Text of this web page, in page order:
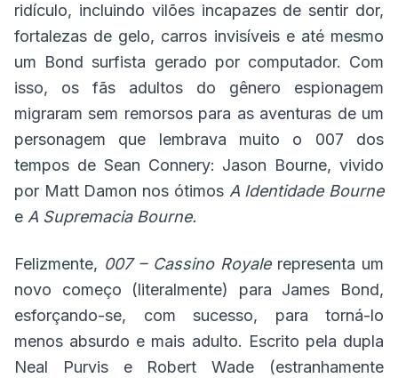
ridículo, incluindo vilões incapazes de sentir dor,
fortalezas de gelo, carros invisíveis e até mesmo
um Bond surfista gerado por computador. Com
isso, os fãs adultos do gênero espionagem
migraram sem remorsos para as aventuras de um
personagem que lembrava muito o 007 dos
tempos de Sean Connery: Jason Bourne, vivido
por Matt Damon nos ótimos A Identidade Bourne
e A Supremacia Bourne.
Felizmente, 007 – Cassino Royalerepresenta um
novo começo (literalmente) para James Bond,
esforçando-se, com sucesso, para torná-lo
menos absurdo e mais adulto. Escrito pela dupla
Neal Purvis e Robert Wade (estranhamente